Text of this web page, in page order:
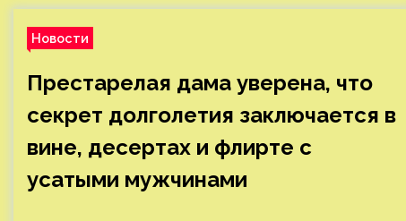
Новости
Престарелая дама уверена, что
секрет долголетия заключается в
вине, десертах и флирте с
усатыми мужчинами